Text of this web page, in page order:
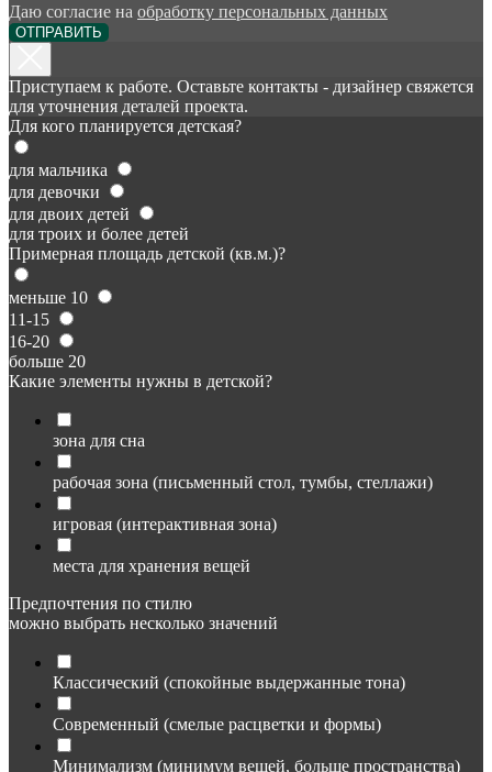
Даю согласие на обработку персональных данных
ОТПРАВИТЬ
Приступаем к работе. Оставьте контакты - дизайнер свяжется
для уточнения деталей проекта.
Для кого планируется детская?
для мальчика
для девочки
для двоих детей
для троих и более детей
Примерная площадь детской (кв.м.)?
меньше 10
11-15
16-20
больше 20
Какие элементы нужны в детской?
зона для сна
рабочая зона (письменный стол, тумбы, стеллажи)
игровая (интерактивная зона)
места для хранения вещей
Предпочтения по стилю
можно выбрать несколько значений
Классический (спокойные выдержанные тона)
Современный (смелые расцветки и формы)
Минимализм (минимум вещей, больше пространства)